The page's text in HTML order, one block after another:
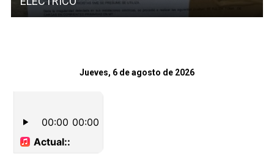
Jueves, 6 de agosto de 2026